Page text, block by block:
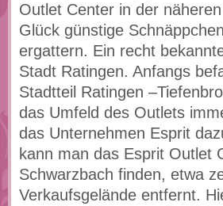
Outlet Center in der
Glück günstige
ergattern. Ein recht
Stadt Ratingen. Anfangs
Stadtteil Ratingen
das Umfeld des Outlets
das Unternehmen Esprit
kann man das Esprit Outlet
Schwarzbach finden, etwa
Verkaufsgelände entfernt.